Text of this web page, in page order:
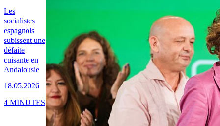
Les
socialistes
espagnols
subissent une
défaite
cuisante en
Andalousie
18.05.2026
4 MINUTES